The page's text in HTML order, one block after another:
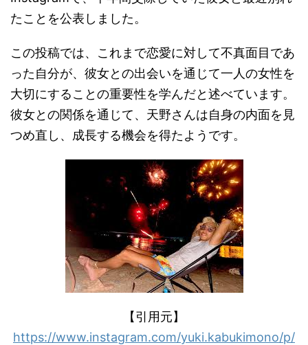
たことを公表しました。
この投稿では、これまで恋愛に対して不真面目であ
った自分が、彼女との出会いを通じて一人の女性を
大切にすることの重要性を学んだと述べています。
彼女との関係を通じて、天野さんは自身の内面を見
つめ直し、成長する機会を得たようです。
【引用元】
https://www.instagram.com/yuki.kabukimono/p/